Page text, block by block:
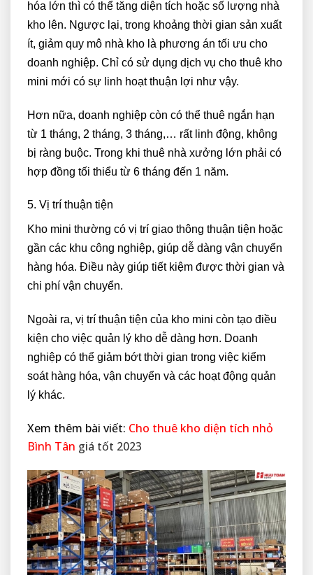
hóa lớn thì có thể tăng diện tích hoặc số lượng nhà
kho lên. Ngược lại, trong khoảng thời gian sản xuất
ít, giảm quy mô nhà kho là phương án tối ưu cho
doanh nghiệp. Chỉ có sử dụng dịch vụ cho thuê kho
mini mới có sự linh hoạt thuận lợi như vậy.
Hơn nữa, doanh nghiệp còn có thể thuê ngắn hạn
từ 1 tháng, 2 tháng, 3 tháng,… rất linh động, không
bị ràng buộc. Trong khi thuê nhà xưởng lớn phải có
hợp đồng tối thiểu từ 6 tháng đến 1 năm.
5. Vị trí thuận tiện
Kho mini thường có vị trí giao thông thuận tiện hoặc
gần các khu công nghiệp, giúp dễ dàng vận chuyển
hàng hóa. Điều này giúp tiết kiệm được thời gian và
chi phí vận chuyển.
Ngoài ra, vị trí thuận tiện của kho mini còn tạo điều
kiện cho việc quản lý kho dễ dàng hơn. Doanh
nghiệp có thể giảm bớt thời gian trong việc kiểm
soát hàng hóa, vận chuyển và các hoạt động quản
lý khác.
Xem thêm bài viết: Cho thuê kho diện tích nhỏ
Bình Tân giá tốt 2023